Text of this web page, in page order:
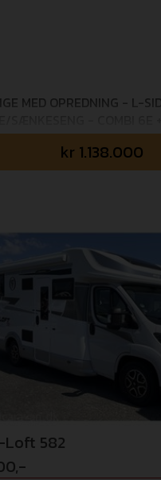
MED OPREDNING - L-
tilkøb af 36 mdr+
BEMÆRK: 5
med disse pakker:
MPPT regulator -
camper kommer hjem
MATIC + 180 HK
+ 180 Hestekræfter
Markise i antracit -
GULVVARME (8.000,-)
pakker er inklusiv i
kr 1.138.000
Loft 582